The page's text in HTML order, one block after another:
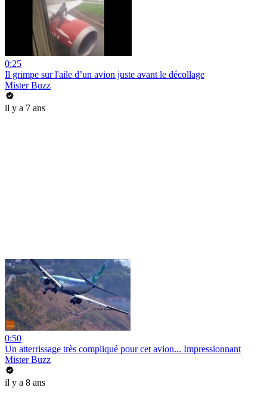
0:25
Il grimpe sur l'aile d’un avion juste avant le décollage
Mister Buzz
il y a 7 ans
0:50
Un atterrissage très compliqué pour cet avion... Impressionnant
Mister Buzz
il y a 8 ans